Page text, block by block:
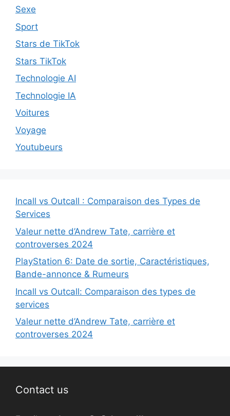
Sexe
Sport
Stars de TikTok
Stars TikTok
Technologie AI
Technologie IA
Voitures
Voyage
Youtubeurs
Incall vs Outcall : Comparaison des Types de
Services
Valeur nette d’Andrew Tate, carrière et
controverses 2024
PlayStation 6: Date de sortie, Caractéristiques,
Bande-annonce & Rumeurs
Incall vs Outcall: Comparaison des types de
services
Valeur nette d’Andrew Tate, carrière et
controverses 2024
Contact us